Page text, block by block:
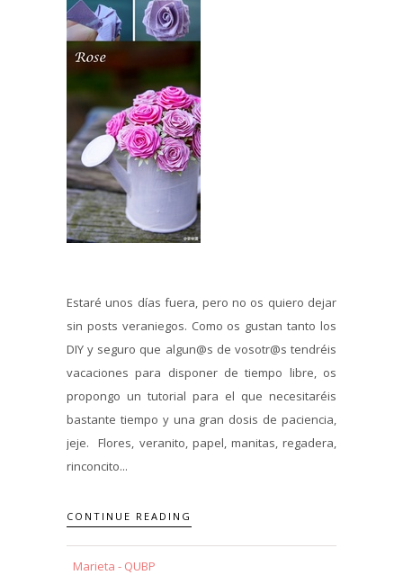
Estaré unos días fuera, pero no os quiero dejar
sin posts veraniegos. Como os gustan tanto los
DIY y seguro que algun@s de vosotr@s tendréis
vacaciones para disponer de tiempo libre, os
propongo un tutorial para el que necesitaréis
bastante tiempo y una gran dosis de paciencia,
jeje. Flores, veranito, papel, manitas, regadera,
rinconcito...
CONTINUE READING
Marieta - QUBP